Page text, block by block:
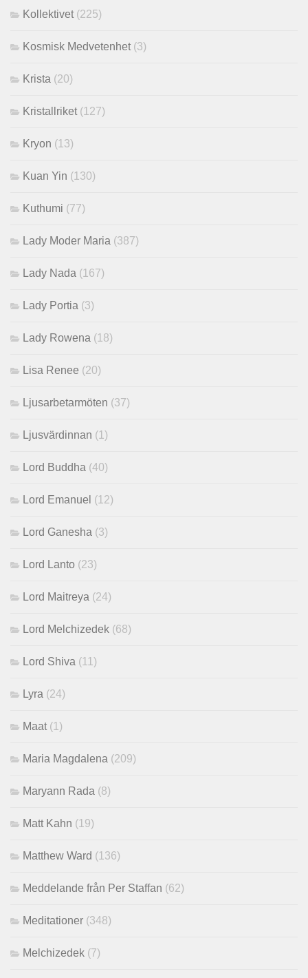
Kollektivet (225)
Kosmisk Medvetenhet (3)
Krista (20)
Kristallriket (127)
Kryon (13)
Kuan Yin (130)
Kuthumi (77)
Lady Moder Maria (387)
Lady Nada (167)
Lady Portia (3)
Lady Rowena (18)
Lisa Renee (20)
Ljusarbetarmöten (37)
Ljusvärdinnan (1)
Lord Buddha (40)
Lord Emanuel (12)
Lord Ganesha (3)
Lord Lanto (23)
Lord Maitreya (24)
Lord Melchizedek (68)
Lord Shiva (11)
Lyra (24)
Maat (1)
Maria Magdalena (209)
Maryann Rada (8)
Matt Kahn (19)
Matthew Ward (136)
Meddelande från Per Staffan (62)
Meditationer (348)
Melchizedek (7)